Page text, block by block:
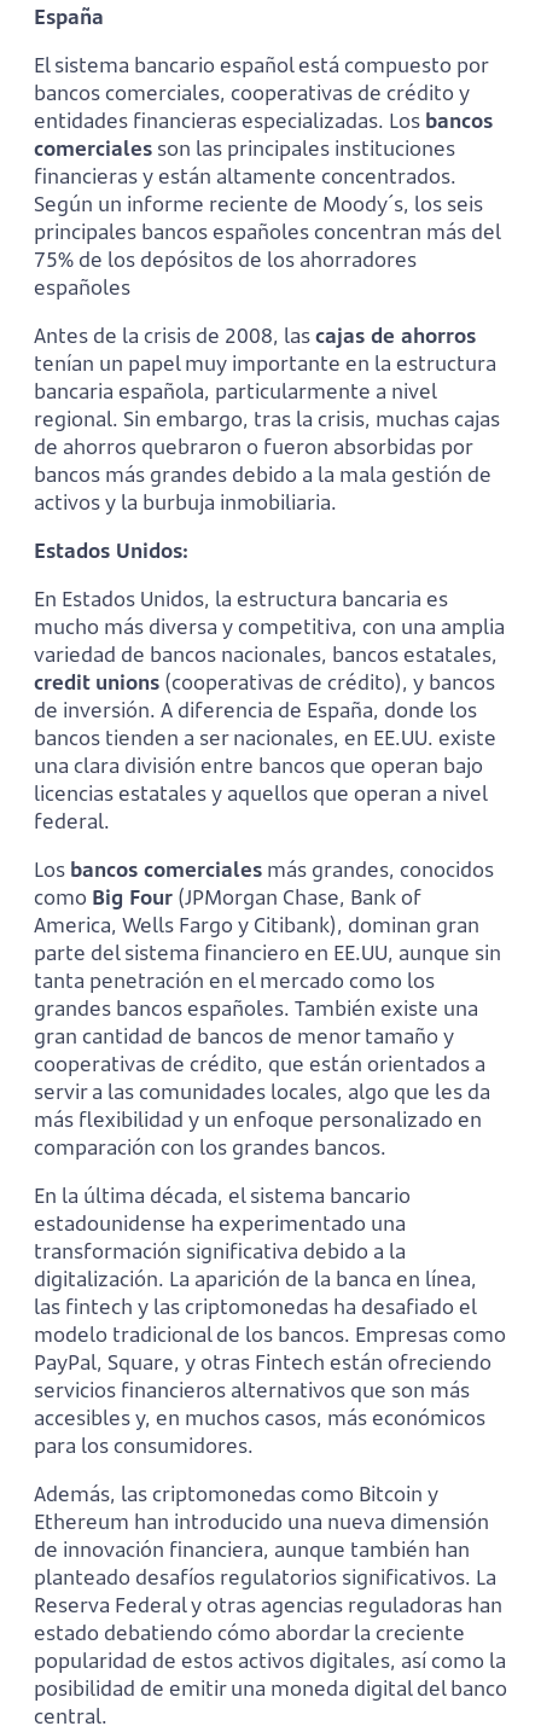
España
El sistema bancario español está compuesto por
bancos comerciales, cooperativas de crédito y
entidades financieras especializadas. Los bancos
comerciales son las principales instituciones
financieras y están altamente concentrados.
Según un informe reciente de Moody´s, los seis
principales bancos españoles concentran más del
75% de los depósitos de los ahorradores
españoles
Antes de la crisis de 2008, lascajas de ahorros
tenían un papel muy importante en la estructura
bancaria española, particularmente a nivel
regional. Sin embargo, tras la crisis, muchas cajas
de ahorros quebraron o fueron absorbidas por
bancos más grandes debido a la mala gestión de
activos y la burbuja inmobiliaria.
Estados Unidos:
En Estados Unidos, la estructura bancaria es
mucho más diversa y competitiva, con una amplia
variedad de bancos nacionales, bancos estatales,
credit unions (cooperativas de crédito), y bancos
de inversión. A diferencia de España, donde los
bancos tienden a ser nacionales, en EE.UU. existe
una clara división entre bancos que operan bajo
licencias estatales y aquellos que operan a nivel
federal.
Los bancos comerciales más grandes, conocidos
como Big Four (JPMorgan Chase, Bank of
America, Wells Fargo y Citibank), dominan gran
parte del sistema financiero en EE.UU, aunque sin
tanta penetración en el mercado como los
grandes bancos españoles. También existe una
gran cantidad de bancos de menor tamaño y
cooperativas de crédito, que están orientados a
servir a las comunidades locales, algo que les da
más flexibilidad y un enfoque personalizado en
comparación con los grandes bancos.
En la última década, el sistema bancario
estadounidense ha experimentado una
transformación significativa debido a la
digitalización. La aparición de la banca en línea,
las fintech y las criptomonedas ha desafiado el
modelo tradicional de los bancos. Empresas como
PayPal, Square, y otras Fintech están ofreciendo
servicios financieros alternativos que son más
accesibles y, en muchos casos, más económicos
para los consumidores.
Además, las criptomonedas como Bitcoin y
Ethereum han introducido una nueva dimensión
de innovación financiera, aunque también han
planteado desafíos regulatorios significativos. La
Reserva Federal y otras agencias reguladoras han
estado debatiendo cómo abordar la creciente
popularidad de estos activos digitales, así como la
posibilidad de emitir una moneda digital del banco
central.